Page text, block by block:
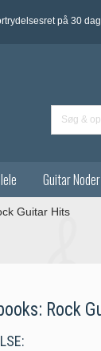
på 30
Guitar Noder
Guitar Hits
Rock